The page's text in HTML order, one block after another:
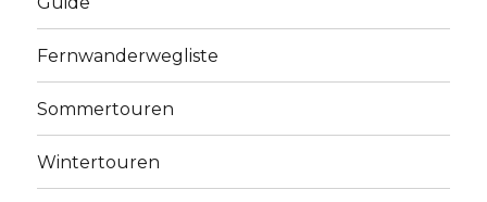
Fernwanderwegliste
Sommertouren
Wintertouren